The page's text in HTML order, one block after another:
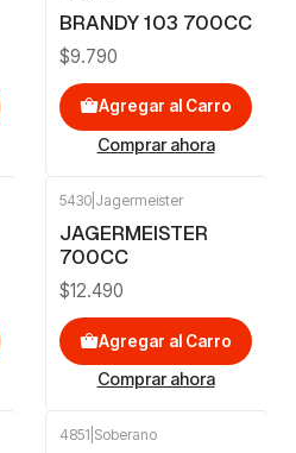
BRANDY 103 700CC
$9.790
Agregar al Carro
Comprar ahora
5430 Jagermeister
JAGERMEISTER
700CC
$12.490
Agregar al Carro
Comprar ahora
4851 Soberano